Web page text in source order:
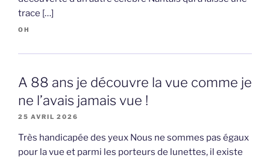
trace […]
OH
A 88 ans je découvre la vue comme je
ne l’avais jamais vue !
25 AVRIL 2026
Très handicapée des yeux Nous ne sommes pas égaux
pour la vue et parmi les porteurs de lunettes, il existe